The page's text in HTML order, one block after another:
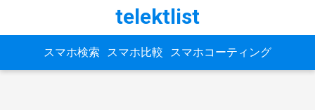
telektlist
スマホ検索 スマホ比較 スマホコーティング